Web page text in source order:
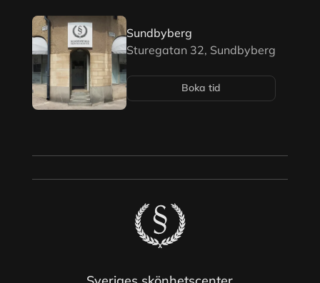
Sundbyberg
Sturegatan 32, Sundbyberg
Boka tid